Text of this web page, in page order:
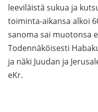
leeviläistä sukua ja
toiminta-aikansa alkoi
sanoma sai muotonsa
Todennäköisesti
ja näki Juudan ja
eKr.